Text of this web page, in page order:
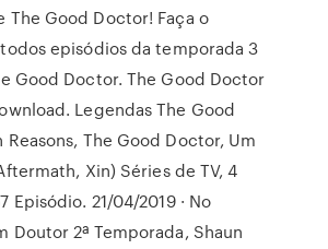
The Good Doctor! Faça o
episódios da temporada 3
Good Doctor. The Good Doctor
Legendas The Good
The Good Doctor, Um
Xin) Séries de TV, 4
Episódio. 21/04/2019 · No
Doutor 2ª Temporada, Shaun